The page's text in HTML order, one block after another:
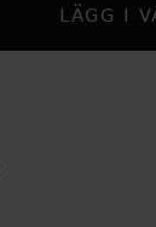
LÄGG I